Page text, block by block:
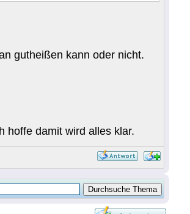
gutheißen kann oder nicht.
hoffe damit wird alles klar.